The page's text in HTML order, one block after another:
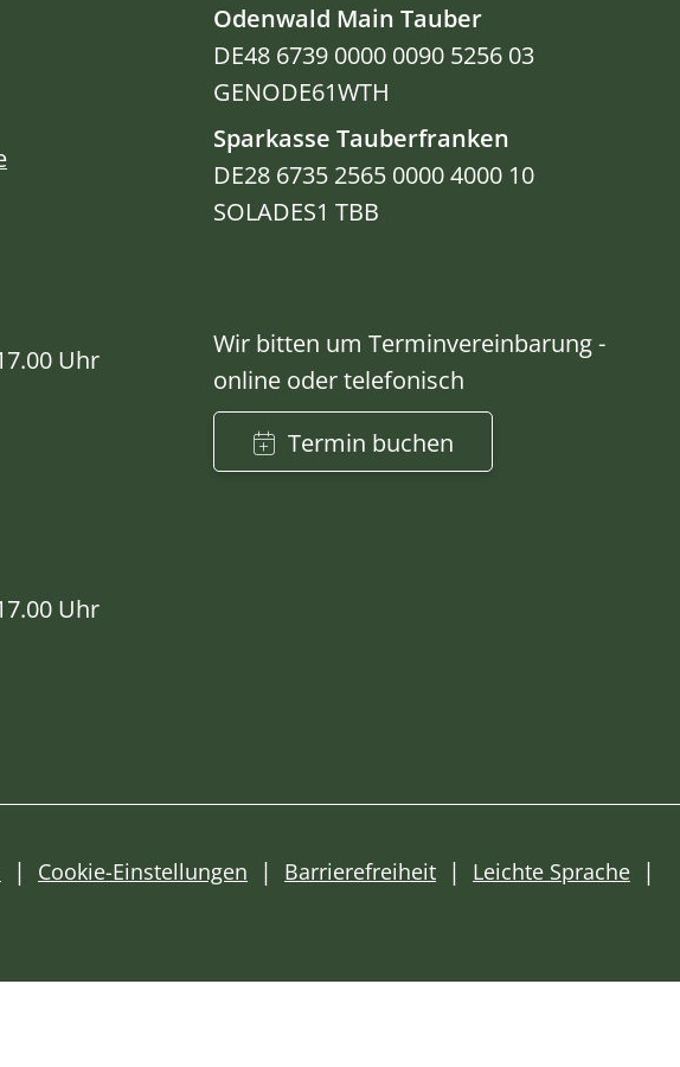
Uhr
Uhr
Odenwald Main Tauber
DE48 6739 0000 0090 5256 03
GENODE61WTH
Sparkasse Tauberfranken
DE28 6735 2565 0000 4000 10
SOLADES1 TBB
Wir bitten um Terminvereinbarung -
online oder telefonisch
Termin buchen
Cookie-Einstellungen Barrierefreiheit
Leichte Sprache